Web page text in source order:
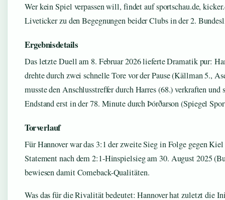
Wer kein Spiel verpassen will, findet auf sportschau.de,
Liveticker zu den Begegnungen beider Clubs in der 2.
Ergebnisdetails
Das letzte Duell am 8. Februar 2026 lieferte Dramatik pur:
drehte durch zwei schnelle Tore vor der Pause (Källman 5.,
musste den Anschlusstreffer durch Harres (68.) verkraften und
Endstand erst in der 78. Minute durch Þórðarson (Spiegel
Torverlauf
Für Hannover war das 3:1 der zweite Sieg in Folge gegen
Statement nach dem 2:1-Hinspielsieg am 30. August 2025
bewiesen damit Comeback-Qualitäten.
Was das für die Rivalität bedeutet: Hannover hat zuletzt die